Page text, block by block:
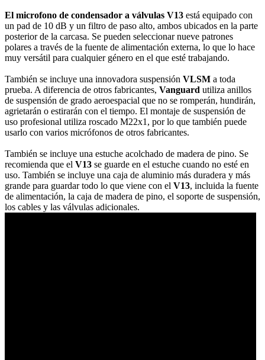
El microfono de condensador a válvulas V13 está equipado con
un pad de 10 dB y un filtro de paso alto, ambos ubicados en la parte
posterior de la carcasa. Se pueden seleccionar nueve patrones
polares a través de la fuente de alimentación externa, lo que lo hace
muy versátil para cualquier género en el que esté trabajando.
También se incluye una innovadora suspensión VLSM a toda
prueba. A diferencia de otros fabricantes, Vanguard utiliza anillos
de suspensión de grado aeroespacial que no se romperán, hundirán,
agrietarán o estirarán con el tiempo. El montaje de suspensión de
uso profesional utiliza roscado M22x1, por lo que también puede
usarlo con varios micrófonos de otros fabricantes.
También se incluye una estuche acolchado de madera de pino. Se
recomienda que el V13 se guarde en el estuche cuando no esté en
uso. También se incluye una caja de aluminio más duradera y más
grande para guardar todo lo que viene con el V13, incluida la fuente
de alimentación, la caja de madera de pino, el soporte de suspensión,
los cables y las válvulas adicionales.